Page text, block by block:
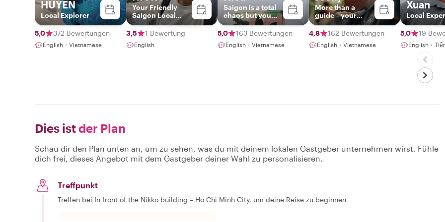
HUYEN
Local Explorer
5,0 372 Bewertungen
English・Vietnamese
Your Friendly
Saigon Local
Guide
3,5
1 Bewertung
English
Saigon is a total
chaos but you
are at peace with
me.
5,0 163 Bewertungen
English・Vietnamese
More than a
guide – your
storyteller & local
friend in Vietnam
4,8 162 Bewertungen
English・Vietnamese
Xuan
Local
5,0 19
English・
Dies istder Plan
Schau dir den Plan unten an, um zu sehen, was du mit deinem lokalen Gastgeber unternehmen wirst. Fühle
dich frei, dieses Angebot mit dem Gastgeber deiner Wahl zu personalisieren.
Treffpunkt
Treffen bei In front of the Nikko building – Ho Chi Minh City, um deine Reise zu beginnen